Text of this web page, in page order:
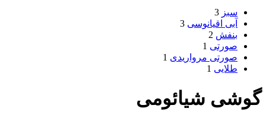
سبز 3
آبی اقیانوسی 3
بنفش 2
صورتی 1
صورتی مرواریدی 1
طلایی 1
گوشی شیائومی